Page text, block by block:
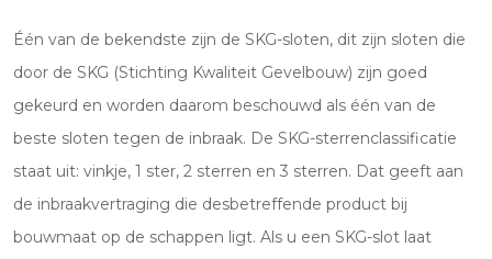
Één van de bekendste zijn de SKG-sloten, dit zijn sloten die
door de SKG (Stichting Kwaliteit Gevelbouw) zijn goed
gekeurd en worden daarom beschouwd als één van de
beste sloten tegen de inbraak. De SKG-sterrenclassificatie
staat uit: vinkje, 1 ster, 2 sterren en 3 sterren. Dat geeft aan
de inbraakvertraging die desbetreffende product bij
bouwmaat op de schappen ligt. Als u een SKG-slot laat